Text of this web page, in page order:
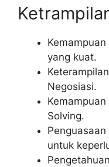
yang kuat.
Negosiasi.
Solving.
untuk